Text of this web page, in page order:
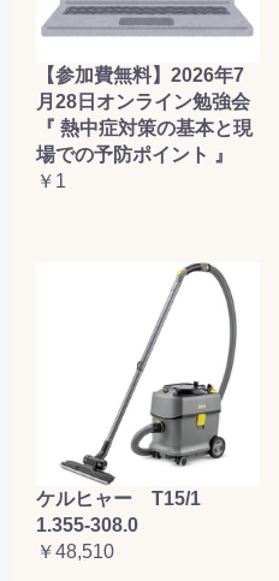
【参加費無料】2026年7
月28日オンライン勉強会
『 熱中症対策の基本と現
場での予防ポイント 』
￥1
ケルヒャー T15/1
1.355-308.0
￥48,510